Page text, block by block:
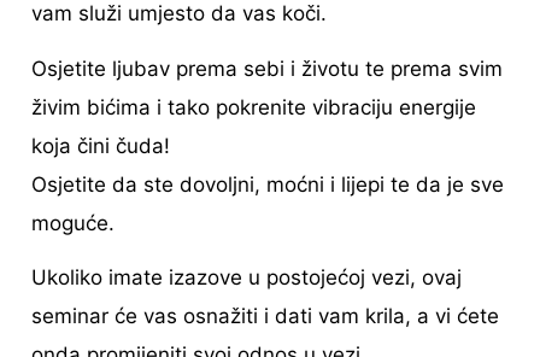
vam služi umjesto da vas koči.
Osjetite ljubav prema sebi i životu te prema svim
živim bićima i tako pokrenite vibraciju energije
koja čini čuda!
Osjetite da ste dovoljni, moćni i lijepi te da je sve
moguće.
Ukoliko imate izazove u postojećoj vezi, ovaj
seminar će vas osnažiti i dati vam krila, a vi ćete